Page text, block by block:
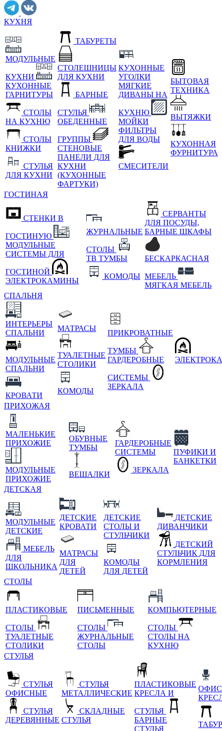
КУХНЯ
МОДУЛЬНЫЕ
КУХНИ
КУХОННЫЕ
ГАРНИТУРЫ
СТОЛЫ
НА КУХНЮ
СТОЛЫ
КНИЖКИ
СТУЛЬЯ
ДЛЯ КУХНИ
ТАБУРЕТЫ
СТОЛЕШНИЦЫ
ДЛЯ КУХНИ
БАРНЫЕ
СТУЛЬЯ
ОБЕДЕННЫЕ
ГРУППЫ
СТЕНОВЫЕ
ПАНЕЛИ ДЛЯ
КУХНИ
(КУХОННЫЕ
ФАРТУКИ)
КУХОННЫЕ
УГОЛКИ
МЯГКИЕ
ДИВАНЫ НА
КУХНЮ
МОЙКИ
ФИЛЬТРЫ
ДЛЯ ВОДЫ
СМЕСИТЕЛИ
БЫТОВАЯ
ТЕХНИКА
ВЫТЯЖКИ
КУХОННАЯ
ФУРНИТУРА
ГОСТИНАЯ
СТЕНКИ В
ГОСТИНУЮ
МОДУЛЬНЫЕ
СИСТЕМЫ ДЛЯ
ГОСТИНОЙ
ЭЛЕКТРОКАМИНЫ
ЖУРНАЛЬНЫЕ
СТОЛЫ
ТВ ТУМБЫ
КОМОДЫ
СЕРВАНТЫ
ДЛЯ ПОСУДЫ,
БАРНЫЕ ШКАФЫ
БЕСКАРКАСНАЯ
МЕБЕЛЬ
МЯГКАЯ МЕБЕЛЬ
СПАЛЬНЯ
ИНТЕРЬЕРЫ
СПАЛЬНИ
МОДУЛЬНЫЕ
СПАЛЬНИ
КРОВАТИ
МАТРАСЫ
ТУАЛЕТНЫЕ
СТОЛИКИ
КОМОДЫ
ПРИКРОВАТНЫЕ
ТУМБЫ
ГАРДЕРОБНЫЕ
СИСТЕМЫ
ЗЕРКАЛА
ПРИХОЖАЯ
МАЛЕНЬКИЕ
ПРИХОЖИЕ
МОДУЛЬНЫЕ
ПРИХОЖИЕ
ОБУВНЫЕ
ТУМБЫ
ВЕШАЛКИ
ГАРДЕРОБНЫЕ
СИСТЕМЫ
ЗЕРКАЛА
ПУФИКИ И
БАНКЕТКИ
ДЕТСКАЯ
МОДУЛЬНЫЕ
ДЕТСКИЕ
МЕБЕЛЬ
ДЛЯ
ШКОЛЬНИКА
ДЕТСКИЕ
КРОВАТИ
МАТРАСЫ
ДЛЯ
ДЕТЕЙ
ДЕТСКИЕ
СТОЛЫ И
СТУЛЬЧИКИ
КОМОДЫ
ДЛЯ ДЕТЕЙ
ДЕТСКИЕ
ДИВАНЧИКИ
ДЕТСКИЙ
СТУЛЬЧИК ДЛЯ
КОРМЛЕНИЯ
СТОЛЫ
ПЛАСТИКОВЫЕ
СТОЛЫ
ТУАЛЕТНЫЕ
СТОЛИКИ
ПИСЬМЕННЫЕ
СТОЛЫ
ЖУРНАЛЬНЫЕ
СТОЛЫ
КОМПЬЮТЕРНЫЕ
СТОЛЫ
СТОЛЫ НА
КУХНЮ
СТУЛЬЯ
СТУЛЬЯ
ОФИСНЫЕ
СТУЛЬЯ
ДЕРЕВЯННЫЕ
СТУЛЬЯ
МЕТАЛЛИЧЕСКИЕ
СКЛАДНЫЕ
СТУЛЬЯ
ПЛАСТИКОВЫЕ
КРЕСЛА И
СТУЛЬЯ
БАРНЫЕ
СТУЛЬЯ